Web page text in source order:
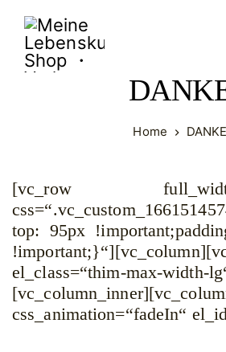
Meine
Lebenskunst
Home DANKE
[vc_row
top: 95px
el_class=“thim-max-width-
css_animation=“fadeIn“